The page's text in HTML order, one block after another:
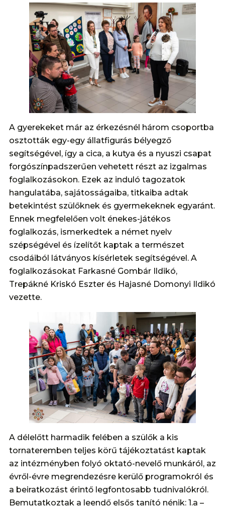
A gyerekeket már az érkezésnél három csoportba
osztották egy-egy állatfigurás bélyegző
segítségével, így a cica, a kutya és a nyuszi csapat
forgószínpadszerűen vehetett részt az izgalmas
foglalkozásokon. Ezek az induló tagozatok
hangulatába, sajátosságaiba, titkaiba adtak
betekintést szülőknek és gyermekeknek egyaránt.
Ennek megfelelően volt énekes-játékos
foglalkozás, ismerkedtek a német nyelv
szépségével és ízelítőt kaptak a természet
csodáiból látványos kísérletek segítségével. A
foglalkozásokat Farkasné Gombár Ildikó,
Trepákné Kriskó Eszter és Hajasné Domonyi Ildikó
vezette.
A délelőtt harmadik felében a szülők a kis
tornateremben teljes körű tájékoztatást kaptak
az intézményben folyó oktató-nevelő munkáról, az
évről-évre megrendezésre kerülő programokról és
a beiratkozást érintő legfontosabb tudnivalókról.
Bemutatkoztak a leendő elsős tanító nénik: 1.a –